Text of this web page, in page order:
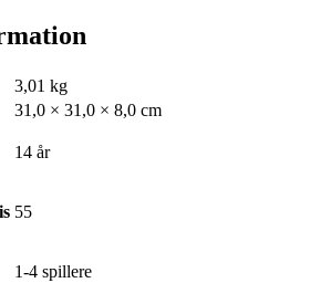
3,01 kg
31,0 × 31,0 × 8,0 cm
14 år
55
1-4 spillere